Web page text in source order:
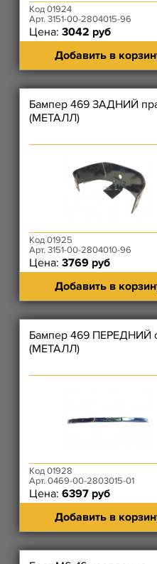
Код 01924
Арт. 3151-00-2804015-96
Цена: 3042 руб
Добавить в
Бампер 469 ЗАДНИЙ
(МЕТАЛЛ)
Код 01925
Арт. 3151-00-2804010-96
Цена: 3769 руб
Добавить в
Бампер 469 ПЕРЕДНИЙ
(МЕТАЛЛ)
Код 01928
Арт. 0469-00-2803015-01
Цена: 6397 руб
Добавить в